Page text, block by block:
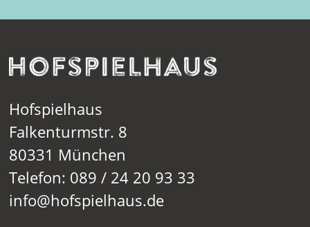
Hofspielhaus
Falkenturmstr. 8
80331 München
Telefon: 089 / 24 20 93 33
info@hofspielhaus.de